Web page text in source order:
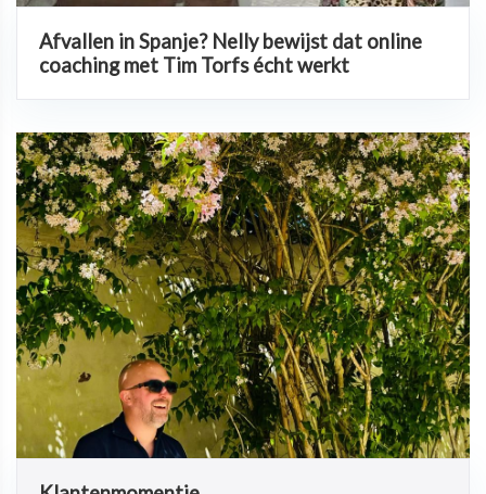
Afvallen in Spanje? Nelly bewijst dat online
coaching met Tim Torfs écht werkt